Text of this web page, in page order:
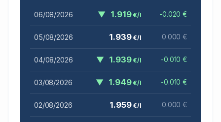
06/08/2026 ▼ 1.919€/l -0.020 €
05/08/2026 1.939€/l 0.000 €
04/08/2026 ▼ 1.939€/l -0.010 €
03/08/2026 ▼ 1.949€/l -0.010 €
02/08/2026 1.959€/l 0.000 €